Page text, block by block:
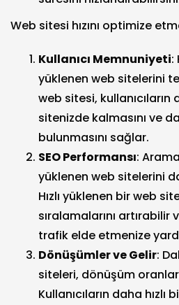
Web sitesi hızını optimize
Kullanıcı Memnuniyeti:
yüklenen web sitelerini
web sitesi, kullanıcıların
sitenizde kalmasını ve
bulunmasını sağlar.
SEO Performansı:
yüklenen web sitelerini
Hızlı yüklenen bir web
sıralamalarını
trafik elde etmenize
Dönüşümler ve Gelir:
siteleri, dönüşüm
Kullanıcıların daha